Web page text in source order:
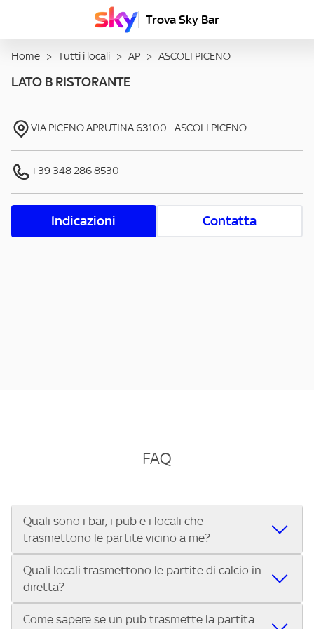
Trova Sky Bar
Home > Tutti i locali > AP > ASCOLI PICENO
LATO B RISTORANTE
VIA PICENO APRUTINA63100 -ASCOLI PICENO
+39 348 286 8530
Indicazioni Contatta
FAQ
Quali sono i bar, i pub e i locali che
trasmettono le partite vicino a me?
Se cerchi un bar, pub, ristorante o locale vicino a te per
vedere le partite di Serie A ENILIVE, la Serie C Sky Wifi, la
UEFA Champions League, la UEFA Europa League, la UEFA
Conference League, il Tennis, la Formula 1®, la MotoGP™ e
Quali locali trasmettono le partite di calcio in
diretta?
Vuoi sapere quali bar, pub o ristoranti mostrano le partite
Come sapere se un pub trasmette la partita